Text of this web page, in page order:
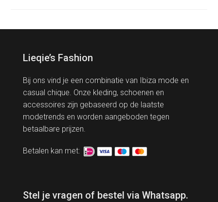
Lieqie’s Fashion
Bij ons vind je een combinatie van Ibiza mode en
casual chique. Onze kleding, schoenen en
accessoires zijn gebaseerd op de laatste
modetrends en worden aangeboden tegen
betaalbare prijzen.
Betalen kan met:
Stel je vragen of bestel via Whatsapp.